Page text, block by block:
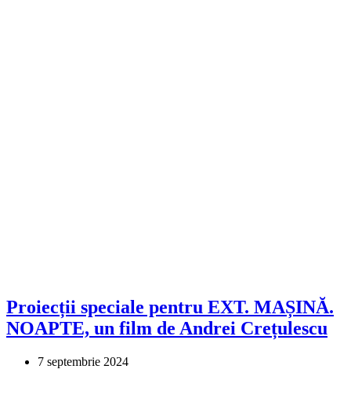
Proiecții speciale pentru EXT. MAȘINĂ.
NOAPTE, un film de Andrei Crețulescu
7 septembrie 2024